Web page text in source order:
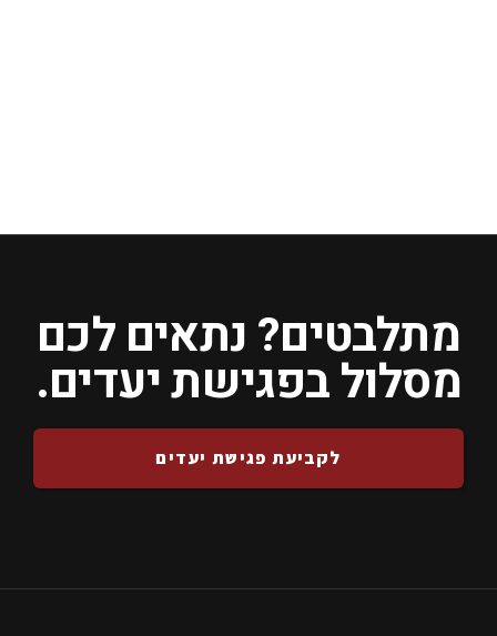
מתלבטים? נתאים לכם
מסלול בפגישת יעדים.
לקביעת פגישת יעדים